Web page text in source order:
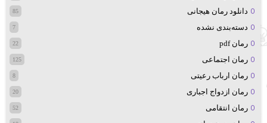
دانلود رمان هیجانی 85
دسته‌بندی نشده 7
رمان pdf 22
رمان اجتماعی 125
رمان ارباب رعیتی 8
رمان ازدواج اجباری 20
رمان انتقامی 52